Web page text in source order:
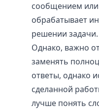
сообщением
обрабатывает
решении задачи.
Однако, важно
заменять
ответы, однако
сделанной
лучше понять